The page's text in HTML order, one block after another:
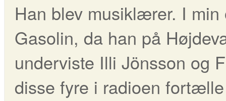
Han blev musiklærer. I
Gasolin, da han på
underviste Illi Jönsson og
disse fyre i radioen